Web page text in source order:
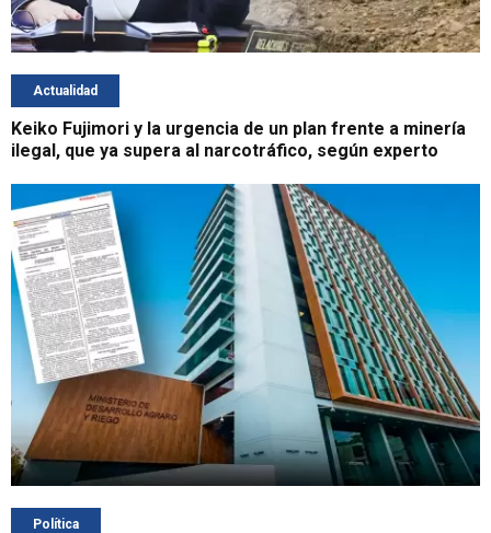
Actualidad
Keiko Fujimori y la urgencia de un plan frente a minería
ilegal, que ya supera al narcotráfico, según experto
Política